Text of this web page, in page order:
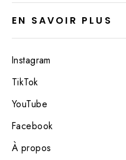
EN SAVOIR PLUS
Instagram
TikTok
YouTube
Facebook
À propos